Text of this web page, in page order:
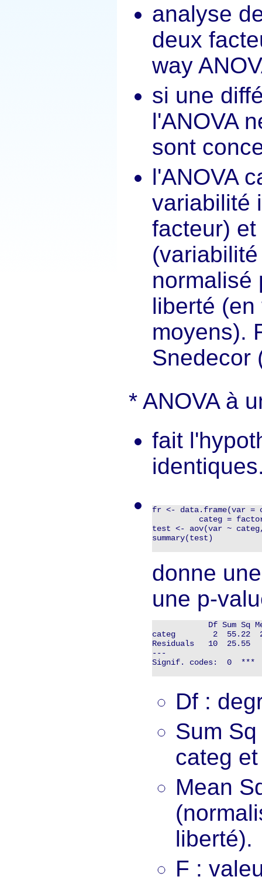
analyse
deux
way
si une
l'ANOVA
sont
l'ANOVA
variabilité
facteur)
normalisé
liberté
moyens).
Snedecor
ANOVA à
fait
fr <- data.frame(var
categ =
test <- aov(var ~
summary(test)
donne
une p-
Df Sum Sq
categ        2  55.22
Residuals
---
Signif. codes:  0
Df :
Sum
categ
Mean
liberté).
F :